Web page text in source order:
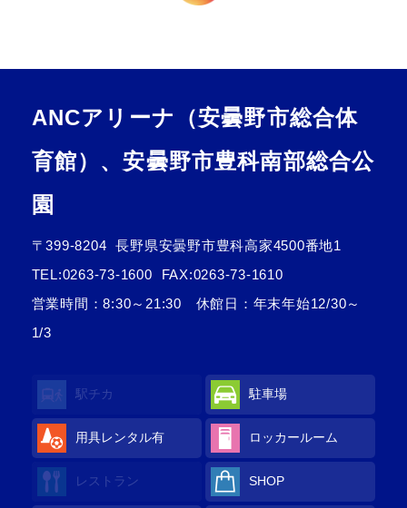
ANCアリーナ（安曇野市総合体
育館）、安曇野市豊科南部総合公
園
〒399-8204
長野県安曇野市豊科高家4500番地1
TEL:0263-73-1600
FAX:0263-73-1610
営業時間：8:30～21:30 休館日：年末年始12/30～
1/3
駅チカ 駐車場
用具レンタル有 ロッカールーム
レストラン SHOP